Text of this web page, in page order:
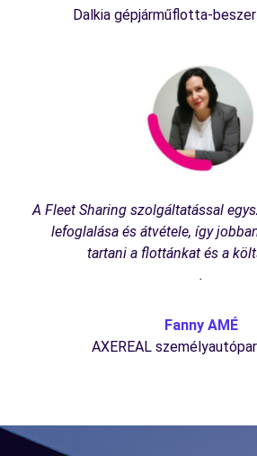
Dalkia gépjárműflotta-
A Fleet Sharing szolgáltatással
lefoglalása és átvétele, így
tartani a flottánkat és a
.
Fanny AMÉ
AXEREAL